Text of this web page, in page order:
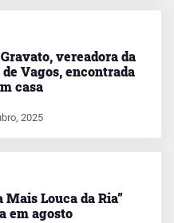
vereadora da
de Vagos, encontrada
casa
2025
Mais Louca da Ria”
em agosto